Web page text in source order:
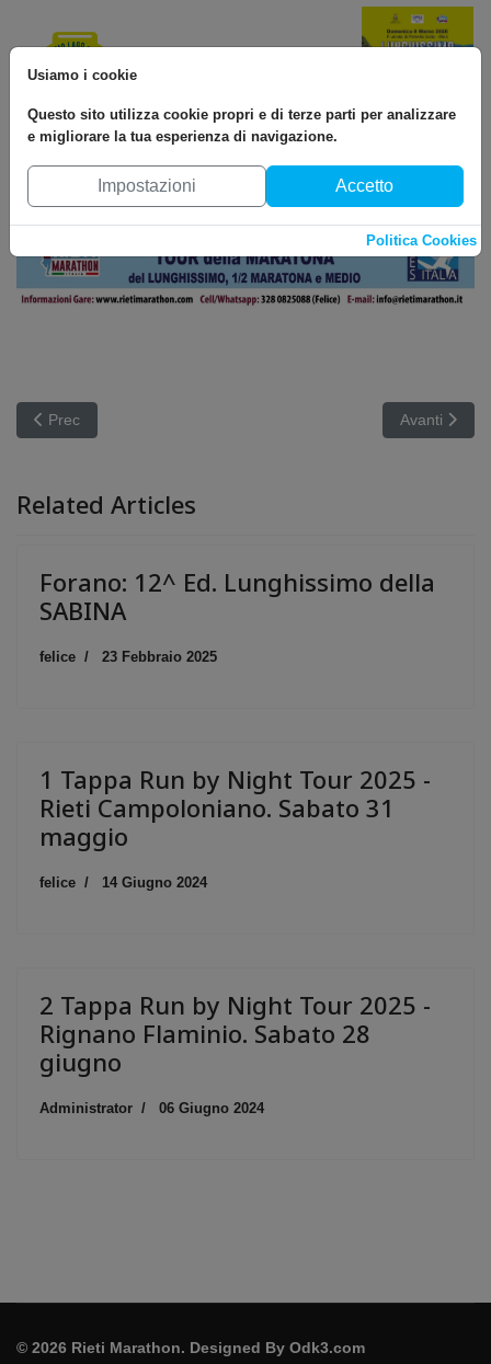
Articolo precedente: Forano: 1^ Ed. Ultra Maratona 50K della
Prec Articolo
Avanti
Related Articles
Forano: 12^ Ed. Lunghissimo della
SABINA
felice 23 Febbraio 2025
1 Tappa Run by Night Tour 2025 -
Rieti Campoloniano. Sabato 31
maggio
felice 14 Giugno 2024
2 Tappa Run by Night Tour 2025 -
Rignano Flaminio. Sabato 28
giugno
Administrator 06 Giugno 2024
Usiamo i cookie
Questo sito utilizza cookie propri e di terze parti per analizzare
e migliorare la tua esperienza di navigazione.
Impostazioni Accetto
Politica Cookies
© 2026 Rieti Marathon. Designed By Odk3.com